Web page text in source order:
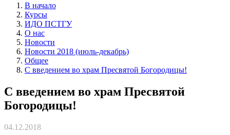
В начало
Курсы
ИДО ПСТГУ
О нас
Новости
Новости 2018 (июль-декабрь)
Общее
С введением во храм Пресвятой Богородицы!
С введением во храм Пресвятой
Богородицы!
04.12.2018